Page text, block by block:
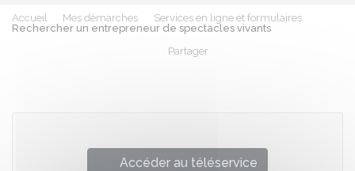
Accueil Mes démarches
Services en ligne et formulaires
Rechercher un entrepreneur de spectacles vivants
Partager
Accéder au téléservice